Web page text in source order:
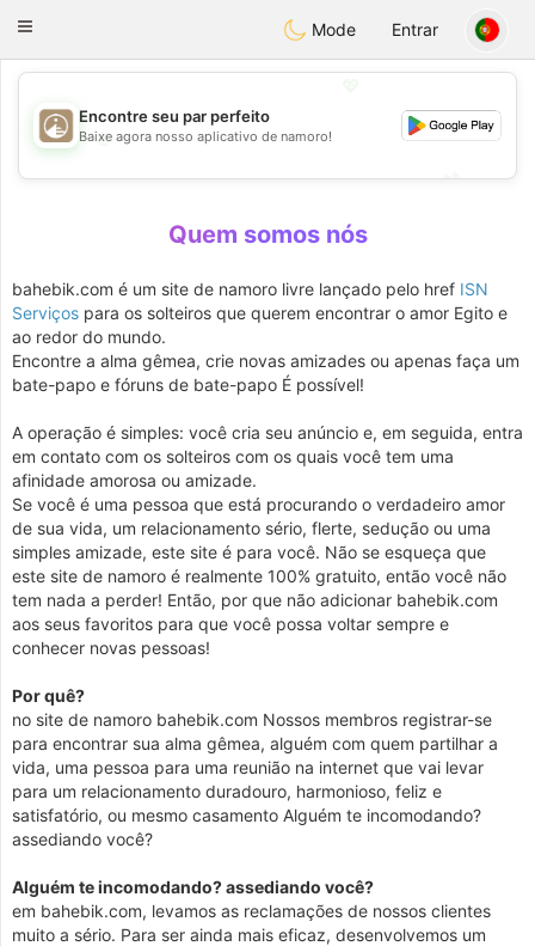
ahebik
Toggle
Mode Entrar
💖
💕
Encontre seu par perfeito
Baixe agora nosso aplicativo de namoro!
Quem somos nós
bahebik.com é um site de namoro livre lançado pelo href ISN
Serviços para os solteiros que querem encontrar o amor Egito e
ao redor do mundo.
Encontre a alma gêmea, crie novas amizades ou apenas faça um
bate-papo e fóruns de bate-papo É possível!
A operação é simples: você cria seu anúncio e, em seguida, entra
em contato com os solteiros com os quais você tem uma
afinidade amorosa ou amizade.
Se você é uma pessoa que está procurando o verdadeiro amor
de sua vida, um relacionamento sério, flerte, sedução ou uma
simples amizade, este site é para você. Não se esqueça que
este site de namoro é realmente 100% gratuito, então você não
tem nada a perder! Então, por que não adicionar bahebik.com
aos seus favoritos para que você possa voltar sempre e
conhecer novas pessoas!
Por quê?
no site de namoro bahebik.com Nossos membros registrar-se
para encontrar sua alma gêmea, alguém com quem partilhar a
vida, uma pessoa para uma reunião na internet que vai levar
para um relacionamento duradouro, harmonioso, feliz e
satisfatório, ou mesmo casamento Alguém te incomodando?
assediando você?
Alguém te incomodando? assediando você?
em bahebik.com, levamos as reclamações de nossos clientes
muito a sério. Para ser ainda mais eficaz, desenvolvemos um